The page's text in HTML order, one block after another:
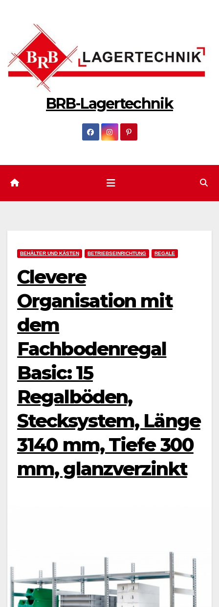
BRB-Lagertechnik
BEHÄLTER UND KÄSTEN BETRIEBSEINRICHTUNG REGALE
Clevere
Organisation mit
dem
Fachbodenregal
Basic: 15
Regalböden,
Stecksystem, Länge
3140 mm, Tiefe 300
mm, glanzverzinkt